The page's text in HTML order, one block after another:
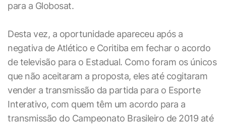
para a Globosat.
Desta vez, a oportunidade apareceu após a
negativa de Atlético e Coritiba em fechar o acordo
de televisão para o Estadual. Como foram os únicos
que não aceitaram a proposta, eles até cogitaram
vender a transmissão da partida para o Esporte
Interativo, com quem têm um acordo para a
transmissão do Campeonato Brasileiro de 2019 até